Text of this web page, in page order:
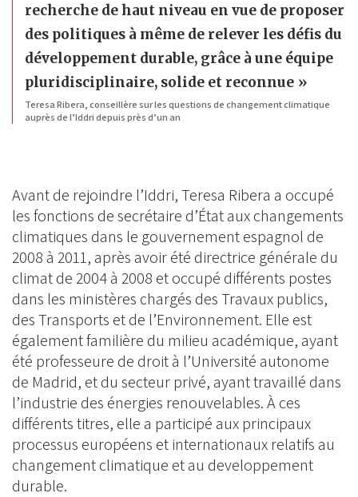
recherche de haut niveau en vue de proposer
des politiques à même de relever les défis du
développement durable, grâce à une équipe
pluridisciplinaire, solide et reconnue
Teresa Ribera, conseillère sur les questions de changement climatique
auprès de l’Iddri depuis près d’un an
Avant de rejoindre l’Iddri, Teresa Ribera a occupé
les fonctions de secrétaire d’État aux changements
climatiques dans le gouvernement espagnol de
2008 à 2011, après avoir été directrice générale du
climat de 2004 à 2008 et occupé différents postes
dans les ministères chargés des Travaux publics,
des Transports et de l’Environnement. Elle est
également familière du milieu académique, ayant
été professeure de droit à l’Université autonome
de Madrid, et du secteur privé, ayant travaillé dans
l’industrie des énergies renouvelables. À ces
différents titres, elle a participé aux principaux
processus européens et internationaux relatifs au
changement climatique et au developpement
durable.